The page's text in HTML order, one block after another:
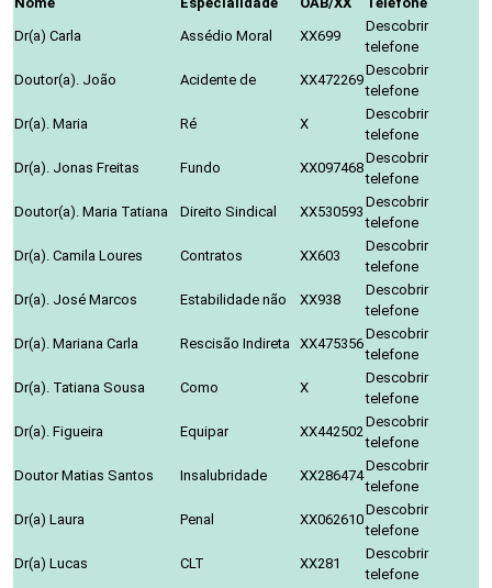
Dr(a) Carla
Assédio Moral XX699
Descobrir
telefone
Doutor(a). João
Acidente de XX472269
Descobrir
telefone
Dr(a). Maria
Ré X
Descobrir
telefone
Dr(a). Jonas Freitas
Fundo XX097468
Descobrir
telefone
Doutor(a). Maria Tatiana
Direito Sindical XX530593
Descobrir
telefone
Dr(a). Camila Loures
Contratos XX603
Descobrir
telefone
Dr(a). José Marcos
Estabilidade não XX938
Descobrir
telefone
Dr(a). Mariana Carla
Rescisão Indireta XX475356
Descobrir
telefone
Dr(a). Tatiana Sousa
Como X
Descobrir
telefone
Dr(a). Figueira
Equipar XX442502
Descobrir
telefone
Doutor Matias Santos
Insalubridade XX286474
Descobrir
telefone
Dr(a) Laura
Penal XX062610
Descobrir
telefone
Dr(a) Lucas
CLT XX281
Descobrir
telefone